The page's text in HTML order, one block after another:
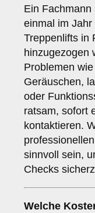
Ein
einmal im
Treppenlifts in
hinzugezogen
Problemen
Geräuschen,
oder
ratsam, sofort
kontaktieren.
sinnvoll sein,
Checks
Welche